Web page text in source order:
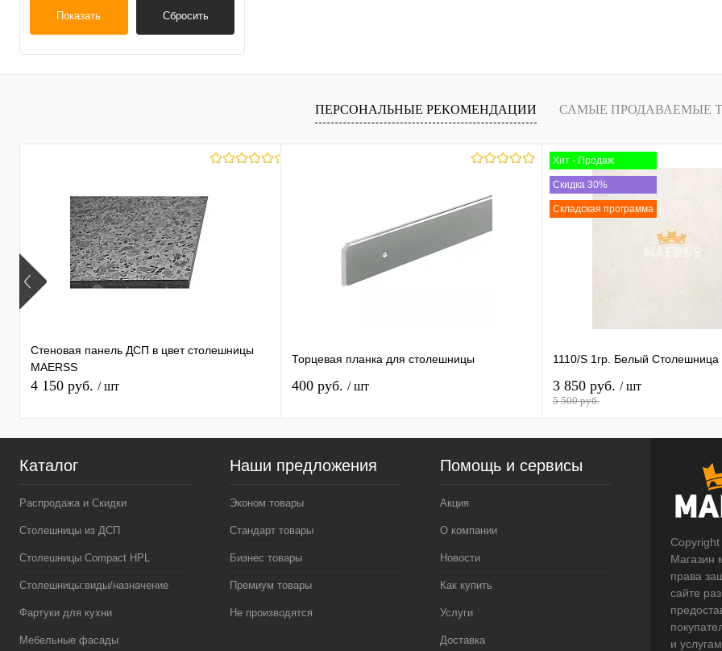
Показать Сбросить
ПЕРСОНАЛЬНЫЕ РЕКОМЕНДАЦИИ САМЫЕ ПРОДАВАЕМЫЕ
Стеновая панель ДСП в цвет столешницы
MAERSS
4 150 руб. / шт
Торцевая планка для столешницы
400 руб. / шт
Хит - Продаж
Скидка 30%
Складская программа
1110/S 1гр. Белый Столешница
3 850 руб. / шт
5 500 руб.
Каталог
Распродажа и Скидки
Столешницы из ДСП
Столешницы Compact HPL
Столешницы:виды/назначение
Фартуки для кухни
Мебельные фасады
Наши предложения
Эконом товары
Стандарт товары
Бизнес товары
Премиум товары
Не производятся
Помощь и сервисы
Акция
О компании
Новости
Как купить
Услуги
Доставка
Магазин
права
сайте
и